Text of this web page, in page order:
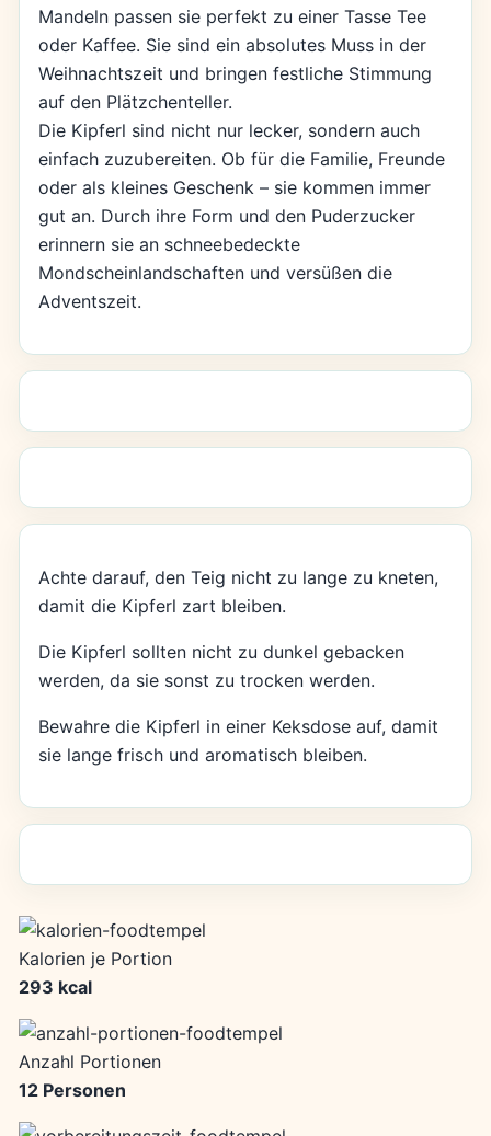
Mandeln passen sie perfekt zu einer Tasse Tee
oder Kaffee. Sie sind ein absolutes Muss in der
Weihnachtszeit und bringen festliche Stimmung
auf den Plätzchenteller.
Die Kipferl sind nicht nur lecker, sondern auch
einfach zuzubereiten. Ob für die Familie, Freunde
oder als kleines Geschenk – sie kommen immer
gut an. Durch ihre Form und den Puderzucker
erinnern sie an schneebedeckte
Mondscheinlandschaften und versüßen die
Adventszeit.
Achte darauf, den Teig nicht zu lange zu kneten,
damit die Kipferl zart bleiben.
Die Kipferl sollten nicht zu dunkel gebacken
werden, da sie sonst zu trocken werden.
Bewahre die Kipferl in einer Keksdose auf, damit
sie lange frisch und aromatisch bleiben.
Kalorien je Portion
293 kcal
Anzahl Portionen
12 Personen